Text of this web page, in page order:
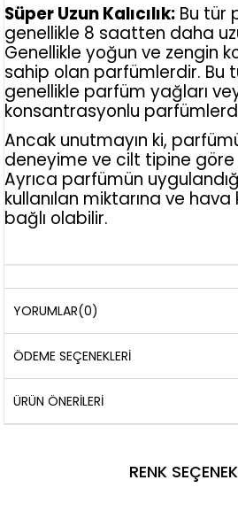
Süper Uzun Kalıcılık: Bu tür
genellikle 8 saatten daha
Genellikle yoğun ve zengin
sahip olan parfümlerdir. Bu
genellikle parfüm yağları
konsantrasyonlu
Ancak unutmayın ki,
deneyime ve cilt tipine
Ayrıca parfümün
kullanılan miktarına ve hava
bağlı olabilir.
YORUMLAR(0)
ÖDEME SEÇENEKLERI
ÜRÜN ÖNERILERI
RENK